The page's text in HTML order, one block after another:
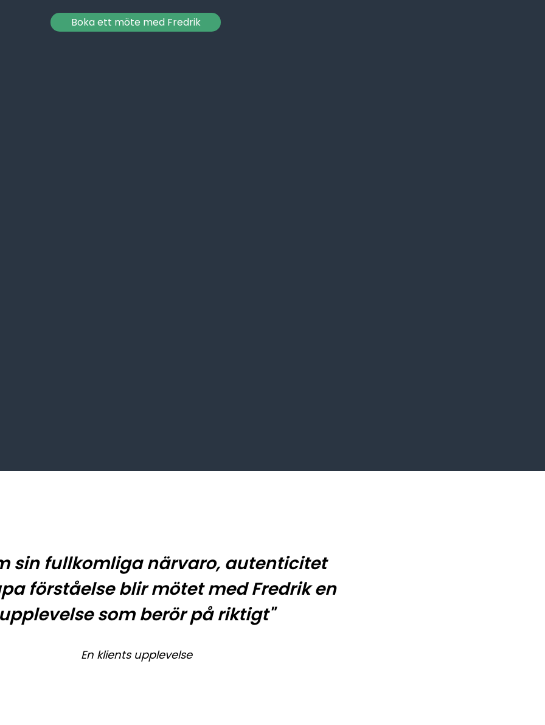
Boka ett möte med Fredrik
sin fullkomliga närvaro, autenticitet
förståelse blir mötet med Fredrik en
upplevelse som berör på riktigt"
En klients upplevelse